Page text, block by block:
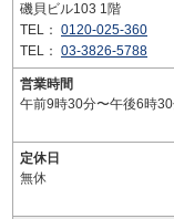
磯貝ビル103 1階
TEL： 0120-025-360
TEL： 03-3826-5788
営業時間
午前9時30分〜午後6時
定休日
無休